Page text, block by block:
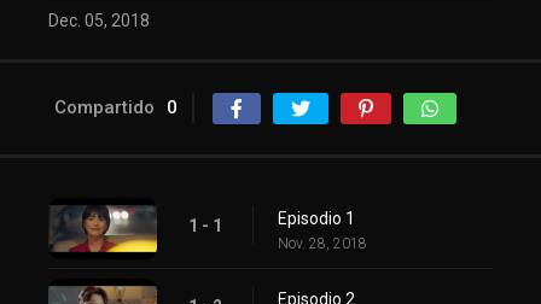
Dec. 05, 2018
Compartido 0
1 - 1 Episodio 1
Nov. 28, 2018
Episodio 2